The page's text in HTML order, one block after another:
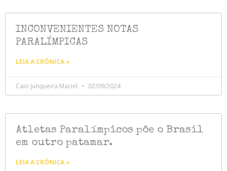
INCONVENIENTES NOTAS
PARALÍMPICAS
LEIA A CRÔNICA »
Caio Junqueira Maciel 02/09/2024
Atletas Paralímpicos põe o Brasil
em outro patamar.
LEIA A CRÔNICA »